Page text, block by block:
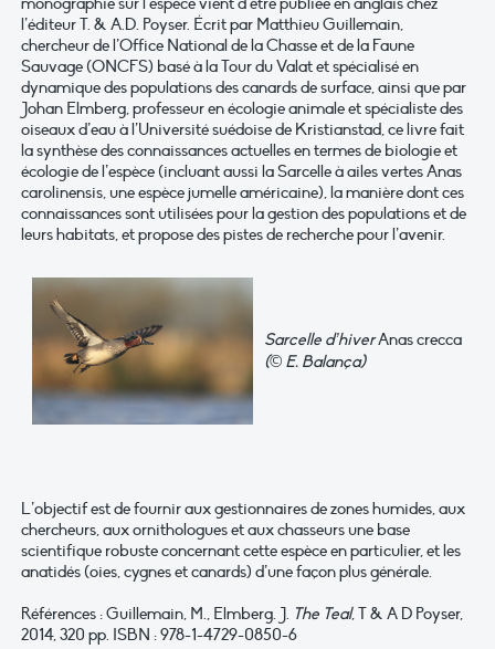
l’éditeur T. & A.D. Poyser. Écrit par Matthieu Guillemain,
chercheur de l’Office National de la Chasse et de la Faune
Sauvage (ONCFS) basé à la Tour du Valat et spécialisé en
dynamique des populations des canards de surface, ainsi que par
Johan Elmberg, professeur en écologie animale et spécialiste des
oiseaux d’eau à l’Université suédoise de Kristianstad, ce livre fait
la synthèse des connaissances actuelles en termes de biologie et
écologie de l’espèce (incluant aussi la Sarcelle à ailes vertes Anas
carolinensis, une espèce jumelle américaine), la manière dont ces
connaissances sont utilisées pour la gestion des populations et de
leurs habitats, et propose des pistes de recherche pour l’avenir.
Sarcelle d’hiverAnas crecca
(© E. Balança)
L’objectif est de fournir aux gestionnaires de zones humides, aux
chercheurs, aux ornithologues et aux chasseurs une base
scientifique robuste concernant cette espèce en particulier, et les
anatidés (oies, cygnes et canards) d’une façon plus générale.
Références : Guillemain, M., Elmberg. J. The Teal, T & A D Poyser,
2014, 320 pp. ISBN : 978-1-4729-0850-6